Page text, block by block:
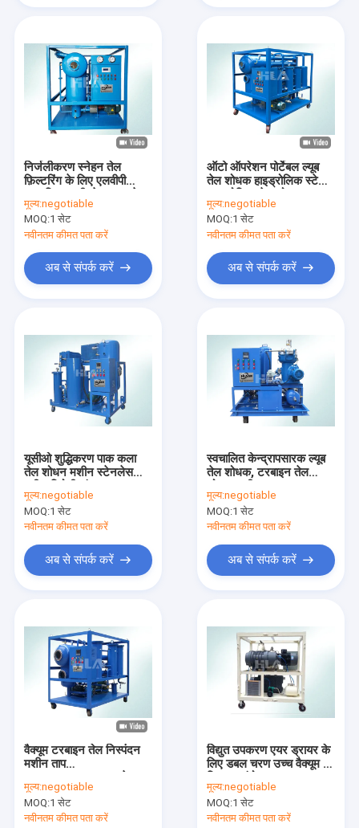
घर
उत्पादों
कारखाना भ्रमण
गुणवत्ता नियंत्रण
संपर्क करें
एक उद्धरण की विनती करे
ट्रांसफार्मर तेल शोधक मशीन
ट्रांसफार्मर तेल निस्पंदन मशीन
मोबाइल तेल शोधक
ल्यूब तेल शोधक
निर्जलीकरण स्नेहन तेल
फ़िल्टरिंग के लिए एलवीपी
शोधक प्रणाली
मूल्य:negotiable
MOQ:1 सेट
नवीनतम कीमत पता करें
अब से संपर्क करें
ऑटो ऑपरेशन पोर्टेबल ल्यूब
तेल शोधक हाइड्रोलिक स्टेशन
मूल्य:negotiable
MOQ:1 सेट
नवीनतम कीमत पता करें
अब से संपर्क करें
यूसीओ शुद्धिकरण पाक कला
तेल शोधन मशीन स्टेनलेस
मूल्य:negotiable
MOQ:1 सेट
नवीनतम कीमत पता करें
अब से संपर्क करें
स्वचालित केन्द्रापसारक ल्यूब
तेल शोधक, टरबाइन तेल
मूल्य:negotiable
MOQ:1 सेट
नवीनतम कीमत पता करें
अब से संपर्क करें
वैक्यूम टरबाइन तेल निस्पंदन
मशीन ताप
जल विभाजक
मूल्य:negotiable
MOQ:1 सेट
नवीनतम कीमत पता करें
विद्युत उपकरण एयर ड्रायर के
लिए डबल चरण उच्च वैक्यूम पंप
मूल्य:negotiable
MOQ:1 सेट
नवीनतम कीमत पता करें